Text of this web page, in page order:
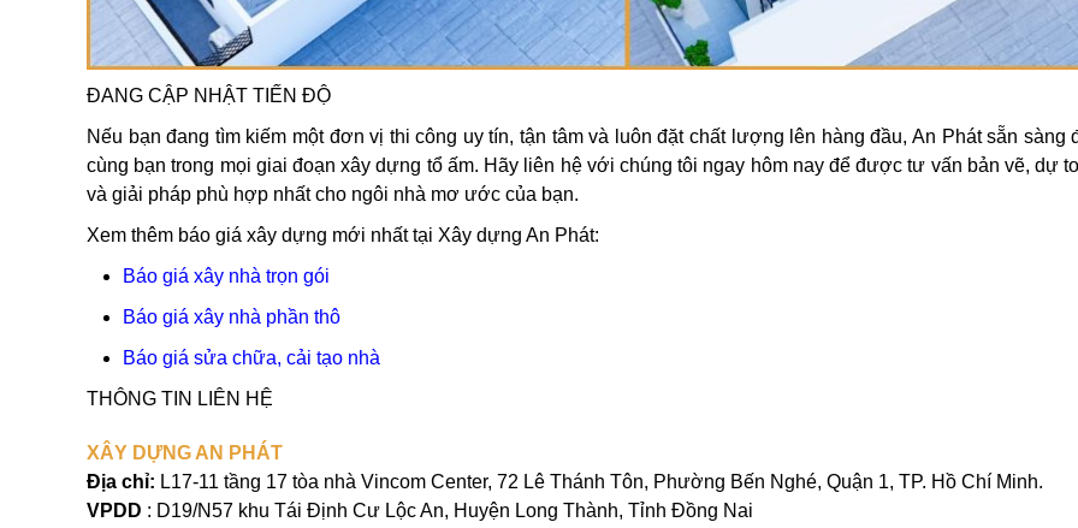
ĐANG CẬP NHẬT TIẾN ĐỘ
Nếu bạn đang tìm kiếm một đơn vị thi công uy tín, tận tâm và luôn đặt chất lượng lên hàng đầu, An Phát sẵn sàng
cùng bạn trong mọi giai đoạn xây dựng tổ ấm. Hãy liên hệ với chúng tôi ngay hôm nay để được tư vấn bản vẽ, dự
và giải pháp phù hợp nhất cho ngôi nhà mơ ước của bạn.
Xem thêm báo giá xây dựng mới nhất tại Xây dựng An Phát:
Báo giá xây nhà trọn gói
Báo giá xây nhà phần thô
Báo giá sửa chữa, cải tạo nhà
THÔNG TIN LIÊN HỆ
XÂY DỰNG AN PHÁT
Địa chỉ: L17-11 tầng 17 tòa nhà Vincom Center, 72 Lê Thánh Tôn, Phường Bến Nghé, Quận 1, TP. Hồ Chí Minh.
VPDD : D19/N57 khu Tái Định Cư Lộc An, Huyện Long Thành, Tỉnh Đồng Nai